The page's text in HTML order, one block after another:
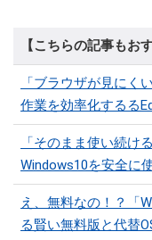
【こちらの記事もお
「ブラウザが見にく
作業を効率化するる
「そのまま使い続け
Windows10を安全に
え、無料なの！？「
る賢い無料版と代替